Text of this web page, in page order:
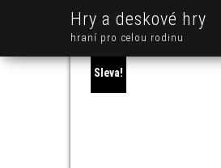
Hry a deskové hry
hraní pro celou rodinu
Sleva!